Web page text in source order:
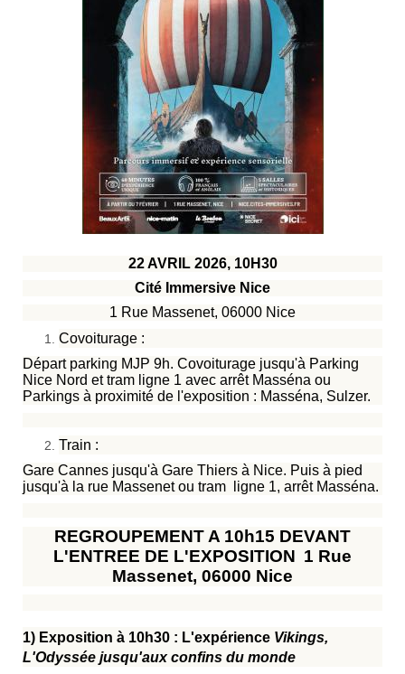
22 AVRIL 2026, 10H30
Cité Immersive Nice
1 Rue Massenet, 06000 Nice
Covoiturage :
Départ parking MJP 9h. Covoiturage jusqu'à Parking
Nice Nord et tram ligne 1 avec arrêt Masséna ou
Parkings à proximité de l'exposition : Masséna, Sulzer.
Train :
Gare Cannes jusqu'à Gare Thiers à Nice. Puis à pied
jusqu'à la rue Massenet ou tram ligne 1, arrêt Masséna.
REGROUPEMENT A 10h15 DEVANT
L'ENTREE DE L'EXPOSITION 1 Rue
Massenet, 06000 Nice
1) Exposition à 10h30 : L'expérience Vikings,
L'Odyssée jusqu'aux confins du monde